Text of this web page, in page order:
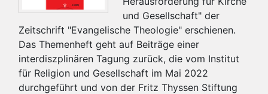
und Gesellschaft" der
Zeitschrift "Evangelische Theologie" erschienen.
Das Themenheft geht auf Beiträge einer
interdiszplinären Tagung zurück, die vom Institut
für Religion und Gesellschaft im Mai 2022
durchgeführt und von der Fritz Thyssen Stiftung